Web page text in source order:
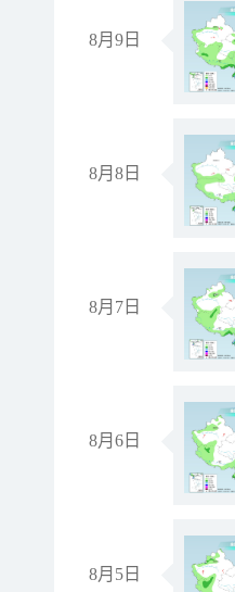
8月9日
8月8日
8月7日
8月6日
8月5日